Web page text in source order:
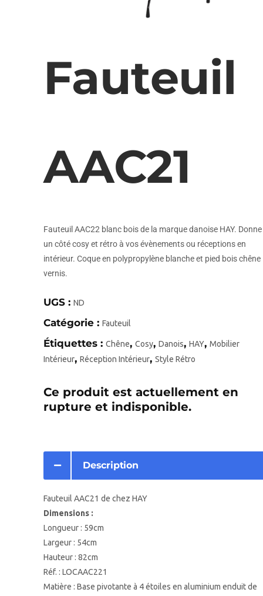
Fauteuil
AAC21
Fauteuil AAC22 blanc bois de la marque danoise HAY. Donne
un côté cosy et rétro à vos évènements ou réceptions en
intérieur. Coque en polypropylène blanche et pied bois chêne
vernis.
UGS : ND
Catégorie : Fauteuil
Étiquettes : Chêne, Cosy, Danois, HAY, Mobilier
Intérieur, Réception Intérieur, Style Rétro
Ce produit est actuellement en
rupture et indisponible.
Description
Fauteuil AAC21 de chez HAY
Dimensions :
Longueur : 59cm
Largeur : 54cm
Hauteur : 82cm
Réf. : LOCAAC221
Matière : Base pivotante à 4 étoiles en aluminium enduit de